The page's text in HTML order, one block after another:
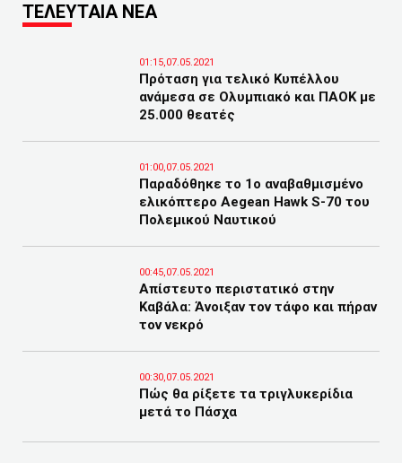
ΤΕΛΕΥΤΑΙΑ ΝΕΑ
01:15,07.05.2021
Πρόταση για τελικό Κυπέλλου
ανάμεσα σε Ολυμπιακό και ΠΑΟΚ με
25.000 θεατές
01:00,07.05.2021
Παραδόθηκε το 1ο αναβαθμισμένο
ελικόπτερο Aegean Hawk S-70 του
Πολεμικού Ναυτικού
00:45,07.05.2021
Απίστευτο περιστατικό στην
Καβάλα: Άνοιξαν τον τάφο και πήραν
τον νεκρό
00:30,07.05.2021
Πώς θα ρίξετε τα τριγλυκερίδια
μετά το Πάσχα